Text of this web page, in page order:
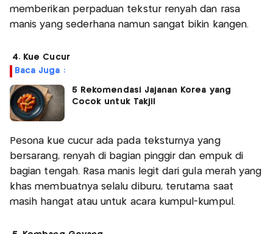
memberikan perpaduan tekstur renyah dan rasa
manis yang sederhana namun sangat bikin kangen.
4. Kue Cucur
Baca Juga :
5 Rekomendasi Jajanan Korea yang
Cocok untuk Takjil
Pesona kue cucur ada pada teksturnya yang
bersarang, renyah di bagian pinggir dan empuk di
bagian tengah. Rasa manis legit dari gula merah yang
khas membuatnya selalu diburu, terutama saat
masih hangat atau untuk acara kumpul-kumpul.